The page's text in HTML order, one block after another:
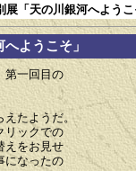
展「天の川銀河へようこ
ようこそ」
第一回目の
えたようだ。
リックでの
えをお見せ
になったの